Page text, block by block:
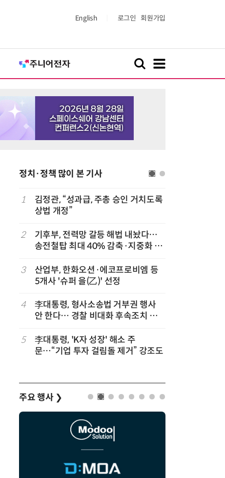
English 로그인 회원가입
정치·정책 많이 본 기사
1
김정관, “성과급, 주총 승인 거치도록
상법 개정”
2
기후부, 전력망 갈등 해법 내놨다…
송전철탑 최대 40% 감축·지중화 확
3
산업부, 한화오션·에코프로비엠 등
5개사 '슈퍼 을(乙)' 선정
4
李대통령, 형사소송법 거부권 행사
안 한다… 경찰 비대화 후속조치 점
5
李대통령, 'K자 성장' 해소 주
문…“기업 투자 걸림돌 제거” 강조도
주요 행사 ❯